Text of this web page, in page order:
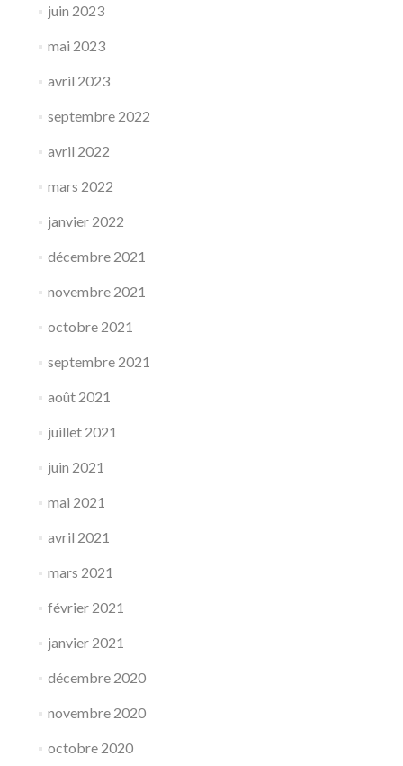
juin 2023
mai 2023
avril 2023
septembre 2022
avril 2022
mars 2022
janvier 2022
décembre 2021
novembre 2021
octobre 2021
septembre 2021
août 2021
juillet 2021
juin 2021
mai 2021
avril 2021
mars 2021
février 2021
janvier 2021
décembre 2020
novembre 2020
octobre 2020